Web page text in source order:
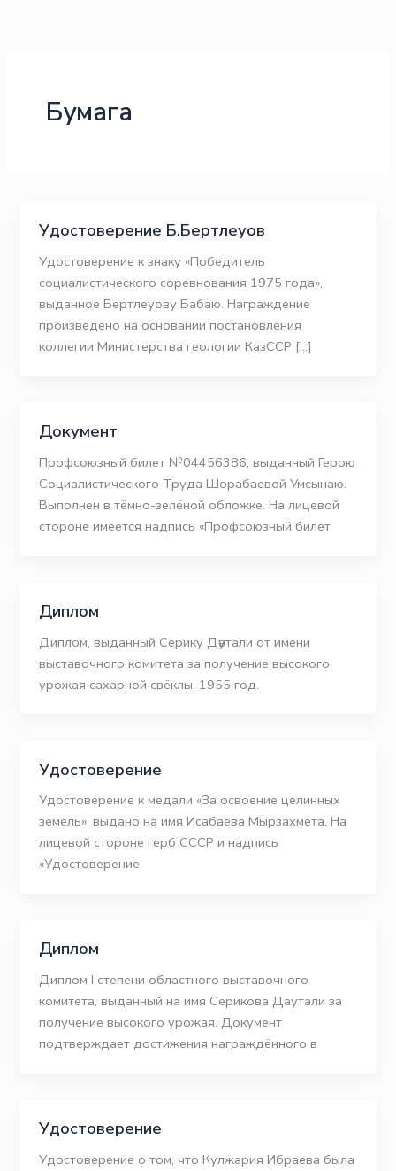
Бумага
Удостоверение Б.Бертлеуов
Удостоверение к знаку «Победитель
социалистического соревнования 1975 года»,
выданное Бертлеуову Бабаю. Награждение
произведено на основании постановления
коллегии Министерства геологии КазССР […]
Документ
Профсоюзный билет №04456386, выданный Герою
Социалистического Труда Шорабаевой Умсынаю.
Выполнен в тёмно-зелёной обложке. На лицевой
стороне имеется надпись «Профсоюзный билет
Диплом
Диплом, выданный Серику Дәутали от имени
выставочного комитета за получение высокого
урожая сахарной свёклы. 1955 год.
Удостоверение
Удостоверение к медали «За освоение целинных
земель», выдано на имя Исабаева Мырзахмета. На
лицевой стороне герб СССР и надпись
«Удостоверение
Диплом
Диплом І степени областного выставочного
комитета, выданный на имя Серикова Даутали за
получение высокого урожая. Документ
подтверждает достижения награждённого в
Удостоверение
Удостоверение о том, что Кулжария Ибраева была